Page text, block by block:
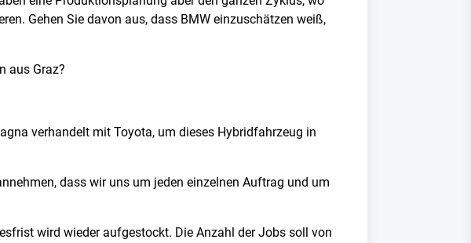
Gehen Sie davon aus, dass BMW einzuschätzen weiß,
aus Graz?
verhandelt mit Toyota, um dieses Hybridfahrzeug in
dass wir uns um jeden einzelnen Auftrag und um
wird wieder aufgestockt. Die Anzahl der Jobs soll von